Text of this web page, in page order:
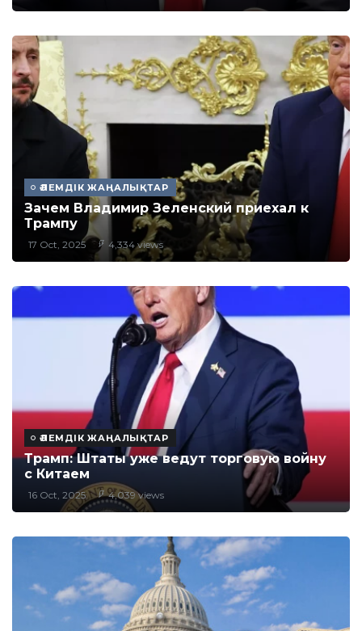
ӘЛЕМДІК ЖАҢАЛЫҚТАР
Зачем Владимир Зеленский приехал к
Трампу
17 Oct, 2025 4,334 views
ӘЛЕМДІК ЖАҢАЛЫҚТАР
Трамп: Штаты уже ведут торговую войну
с Китаем
16 Oct, 2025 4,039 views